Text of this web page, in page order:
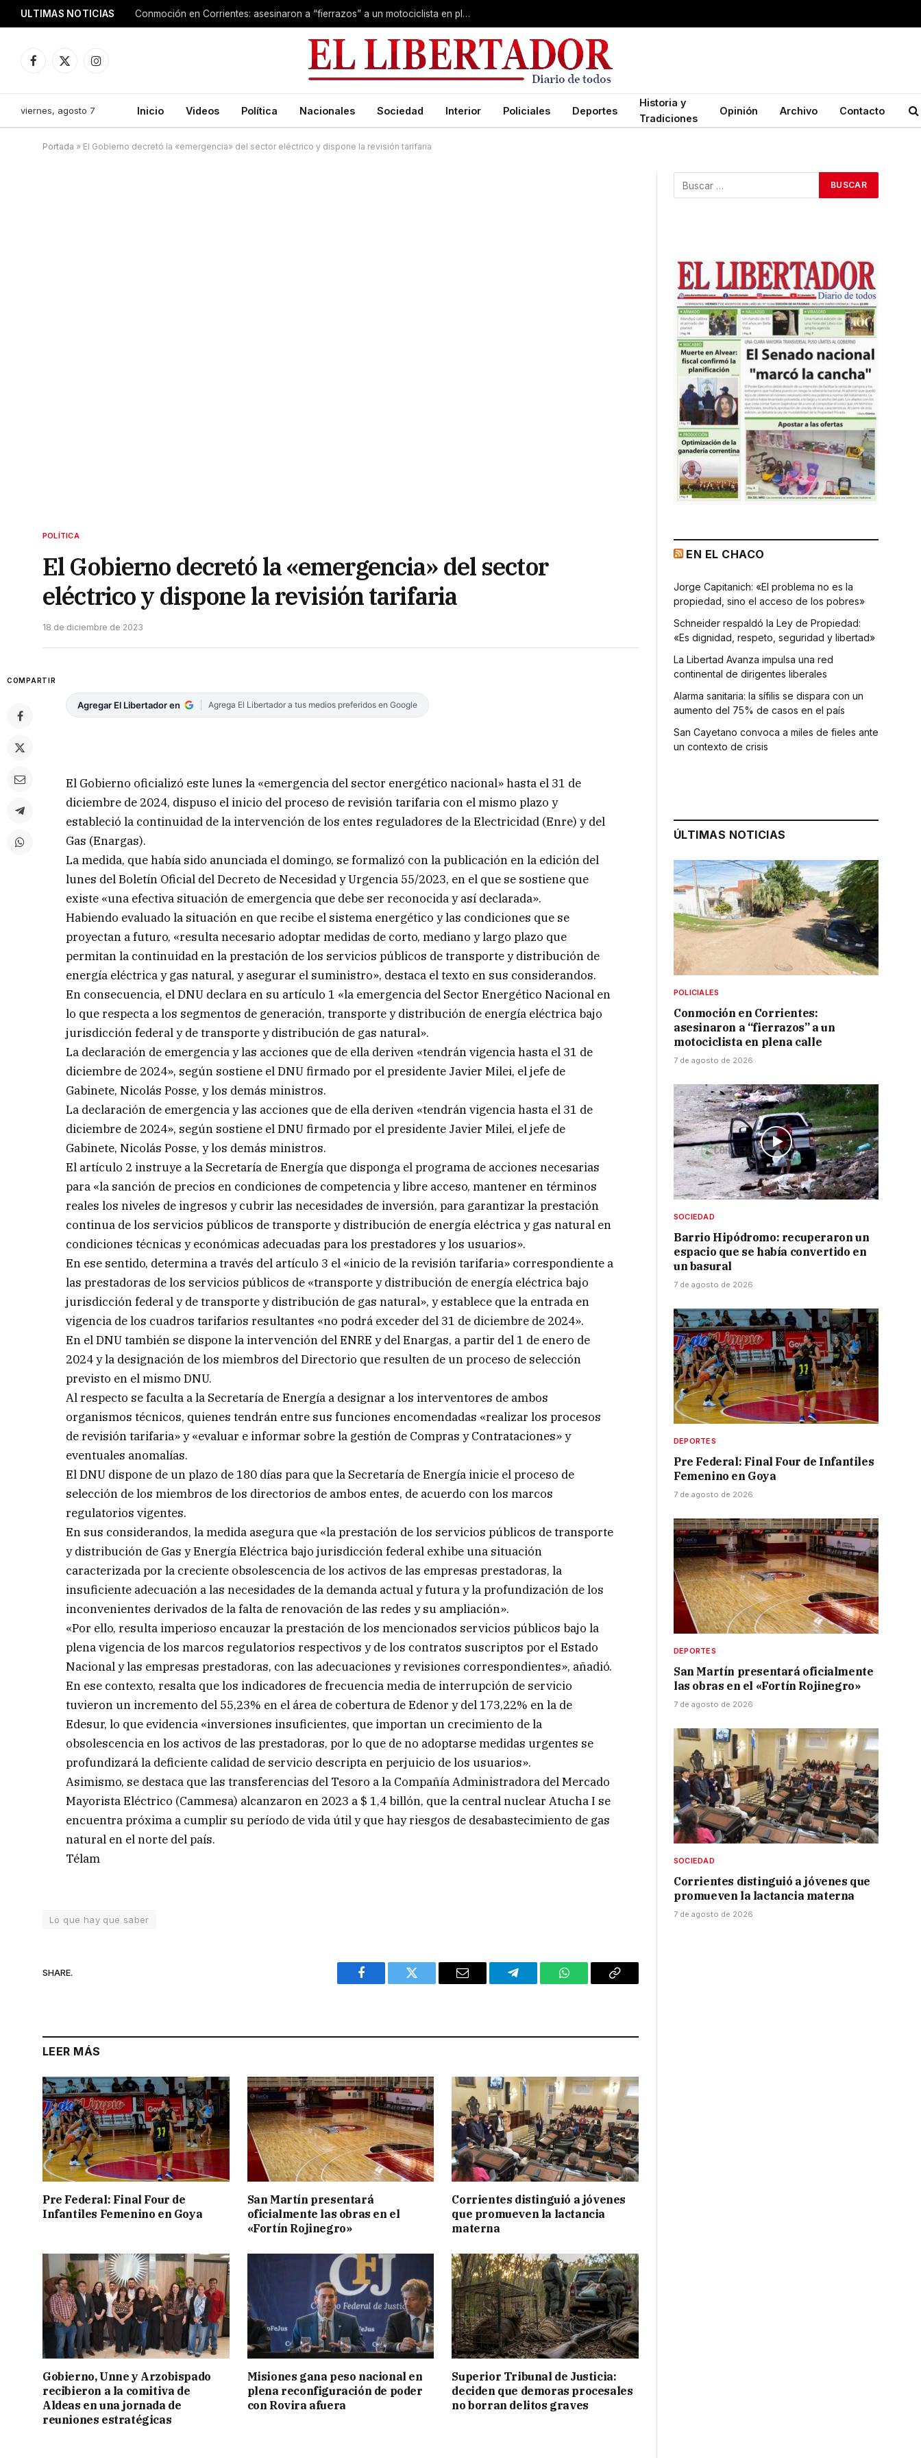
ULTIMAS NOTICIAS Conmoción en Corrientes: asesinaron a “fierrazos” a un motociclista en plena calle
Facebook
X
Instagram
viernes, agosto 7 Inicio Videos Política Nacionales Sociedad Interior Policiales Deportes
Historia y
Tradiciones
Opinión Archivo Contacto
Portada » El Gobierno decretó la «emergencia» del sector eléctrico y dispone la revisión tarifaria
POLÍTICA
El Gobierno decretó la «emergencia» del sector
eléctrico y dispone la revisión tarifaria
18 de diciembre de 2023
COMPARTIR
Agregar El Libertador en Agrega El Libertador a tus medios preferidos en Google
El Gobierno oficializó este lunes la «emergencia del sector energético nacional» hasta el 31 de
diciembre de 2024, dispuso el inicio del proceso de revisión tarifaria con el mismo plazo y
estableció la continuidad de la intervención de los entes reguladores de la Electricidad (Enre) y del
Gas (Enargas).
La medida, que había sido anunciada el domingo, se formalizó con la publicación en la edición del
lunes del Boletín Oficial del Decreto de Necesidad y Urgencia 55/2023, en el que se sostiene que
existe «una efectiva situación de emergencia que debe ser reconocida y así declarada».
Habiendo evaluado la situación en que recibe el sistema energético y las condiciones que se
proyectan a futuro, «resulta necesario adoptar medidas de corto, mediano y largo plazo que
permitan la continuidad en la prestación de los servicios públicos de transporte y distribución de
energía eléctrica y gas natural, y asegurar el suministro», destaca el texto en sus considerandos.
En consecuencia, el DNU declara en su artículo 1 «la emergencia del Sector Energético Nacional en
lo que respecta a los segmentos de generación, transporte y distribución de energía eléctrica bajo
jurisdicción federal y de transporte y distribución de gas natural».
La declaración de emergencia y las acciones que de ella deriven «tendrán vigencia hasta el 31 de
diciembre de 2024», según sostiene el DNU firmado por el presidente Javier Milei, el jefe de
Gabinete, Nicolás Posse, y los demás ministros.
La declaración de emergencia y las acciones que de ella deriven «tendrán vigencia hasta el 31 de
diciembre de 2024», según sostiene el DNU firmado por el presidente Javier Milei, el jefe de
Gabinete, Nicolás Posse, y los demás ministros.
El artículo 2 instruye a la Secretaría de Energía que disponga el programa de acciones necesarias
para «la sanción de precios en condiciones de competencia y libre acceso, mantener en términos
reales los niveles de ingresos y cubrir las necesidades de inversión, para garantizar la prestación
continua de los servicios públicos de transporte y distribución de energía eléctrica y gas natural en
condiciones técnicas y económicas adecuadas para los prestadores y los usuarios».
En ese sentido, determina a través del artículo 3 el «inicio de la revisión tarifaria» correspondiente a
las prestadoras de los servicios públicos de «transporte y distribución de energía eléctrica bajo
jurisdicción federal y de transporte y distribución de gas natural», y establece que la entrada en
vigencia de los cuadros tarifarios resultantes «no podrá exceder del 31 de diciembre de 2024».
En el DNU también se dispone la intervención del ENRE y del Enargas, a partir del 1 de enero de
2024 y la designación de los miembros del Directorio que resulten de un proceso de selección
previsto en el mismo DNU.
Al respecto se faculta a la Secretaría de Energía a designar a los interventores de ambos
organismos técnicos, quienes tendrán entre sus funciones encomendadas «realizar los procesos
de revisión tarifaria» y «evaluar e informar sobre la gestión de Compras y Contrataciones» y
eventuales anomalías.
El DNU dispone de un plazo de 180 días para que la Secretaría de Energía inicie el proceso de
selección de los miembros de los directorios de ambos entes, de acuerdo con los marcos
regulatorios vigentes.
En sus considerandos, la medida asegura que «la prestación de los servicios públicos de transporte
y distribución de Gas y Energía Eléctrica bajo jurisdicción federal exhibe una situación
caracterizada por la creciente obsolescencia de los activos de las empresas prestadoras, la
insuficiente adecuación a las necesidades de la demanda actual y futura y la profundización de los
inconvenientes derivados de la falta de renovación de las redes y su ampliación».
«Por ello, resulta imperioso encauzar la prestación de los mencionados servicios públicos bajo la
plena vigencia de los marcos regulatorios respectivos y de los contratos suscriptos por el Estado
Nacional y las empresas prestadoras, con las adecuaciones y revisiones correspondientes», añadió.
En ese contexto, resalta que los indicadores de frecuencia media de interrupción de servicio
tuvieron un incremento del 55,23% en el área de cobertura de Edenor y del 173,22% en la de
Edesur, lo que evidencia «inversiones insuficientes, que importan un crecimiento de la
obsolescencia en los activos de las prestadoras, por lo que de no adoptarse medidas urgentes se
profundizará la deficiente calidad de servicio descripta en perjuicio de los usuarios».
Asimismo, se destaca que las transferencias del Tesoro a la Compañía Administradora del Mercado
Mayorista Eléctrico (Cammesa) alcanzaron en 2023 a $ 1,4 billón, que la central nuclear Atucha I se
encuentra próxima a cumplir su período de vida útil y que hay riesgos de desabastecimiento de gas
natural en el norte del país.
Télam
Lo que hay que saber
SHARE.
Facebook Twitter Email Telegram WhatsAppCopy
LEER MÁS
Pre Federal: Final Four de
Infantiles Femenino en Goya
San Martín presentará
oficialmente las obras en el
«Fortín Rojinegro»
Corrientes distinguió a jóvenes
que promueven la lactancia
materna
Gobierno, Unne y Arzobispado
recibieron a la comitiva de
Aldeas en una jornada de
reuniones estratégicas
Misiones gana peso nacional en
plena reconfiguración de poder
con Rovira afuera
Superior Tribunal de Justicia:
deciden que demoras procesales
no borran delitos graves
EN EL CHACO
Jorge Capitanich: «El problema no es la
propiedad, sino el acceso de los pobres»
Schneider respaldó la Ley de Propiedad:
«Es dignidad, respeto, seguridad y libertad»
La Libertad Avanza impulsa una red
continental de dirigentes liberales
Alarma sanitaria: la sífilis se dispara con un
aumento del 75% de casos en el país
San Cayetano convoca a miles de fieles ante
un contexto de crisis
ÚLTIMAS NOTICIAS
POLICIALES
Conmoción en Corrientes:
asesinaron a “fierrazos” a un
motociclista en plena calle
7 de agosto de 2026
SOCIEDAD
Barrio Hipódromo: recuperaron un
espacio que se había convertido en
un basural
7 de agosto de 2026
DEPORTES
Pre Federal: Final Four de Infantiles
Femenino en Goya
7 de agosto de 2026
DEPORTES
San Martín presentará oficialmente
las obras en el «Fortín Rojinegro»
7 de agosto de 2026
SOCIEDAD
Corrientes distinguió a jóvenes que
promueven la lactancia materna
7 de agosto de 2026